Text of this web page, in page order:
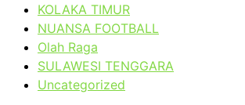
KOLAKA TIMUR
NUANSA FOOTBALL
Olah Raga
SULAWESI TENGGARA
Uncategorized